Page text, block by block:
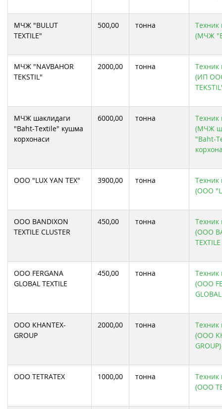
МЧЖ "BULUT
TEXTILE"
500,00 тонна
Техник
(МЧЖ
МЧЖ "NAVBAHOR
TEKSTIL"
2000,00 тонна
Техник
(ИП
МЧЖ шаклидаги
"Baht-Textile" кушма
корхонаси
6000,00 тонна
Техник
(МЧЖ
"Baht-
ООО "LUX YAN TEX" 3900,00 тонна
Техник
(ООО
ООО BANDIXON
TEXTILE CLUSTER
450,00 тонна
Техник
(ООО
ООО FERGANA
GLOBAL TEXTILE
450,00 тонна
Техник
(ООО
ООО KHANTEX-
GROUP
2000,00 тонна
Техник
(ООО
GROUP)
ООО TETRATEX 1000,00 тонна
Техник
(ООО